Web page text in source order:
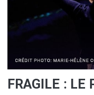
FRAGILE : LE